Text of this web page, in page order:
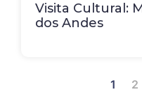
Visita Cultural:
dos Andes
1 2